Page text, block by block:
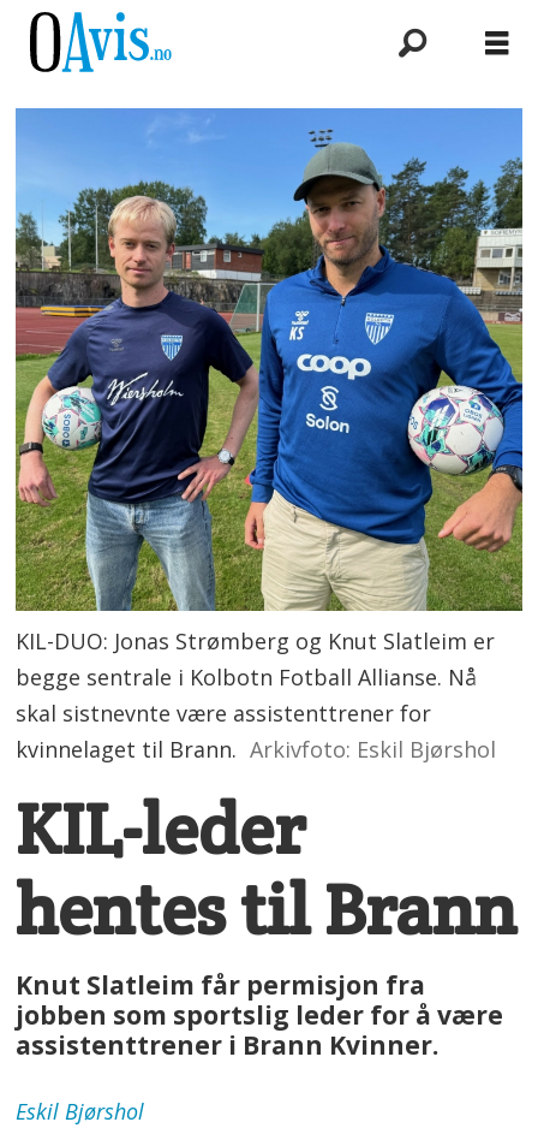
KIL-DUO: Jonas Strømberg og Knut Slatleim er
begge sentrale i Kolbotn Fotball Allianse. Nå
skal sistnevnte være assistenttrener for
kvinnelaget til Brann. Arkivfoto: Eskil Bjørshol
KIL-leder
hentes til Brann
Knut Slatleim får permisjon fra
jobben som sportslig leder for å være
assistenttrener i Brann Kvinner.
Eskil Bjørshol